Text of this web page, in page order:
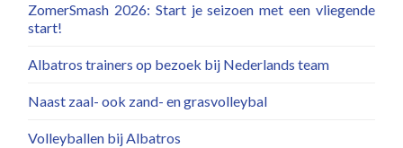
ZomerSmash 2026: Start je seizoen met een vliegende
start!
Albatros trainers op bezoek bij Nederlands team
Naast zaal- ook zand- en grasvolleybal
Volleyballen bij Albatros